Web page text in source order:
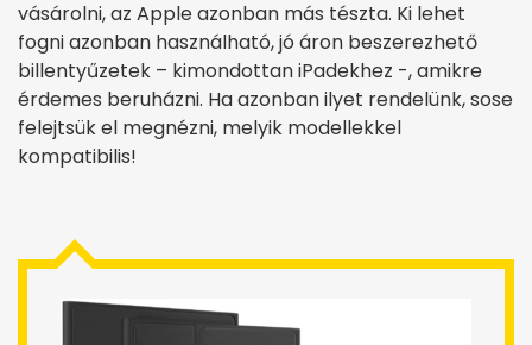
vásárolni, az Apple azonban más tészta. Ki lehet
fogni azonban használható, jó áron beszerezhető
billentyűzetek – kimondottan iPadekhez -, amikre
érdemes beruházni. Ha azonban ilyet rendelünk, sose
felejtsük el megnézni, melyik modellekkel
kompatibilis!